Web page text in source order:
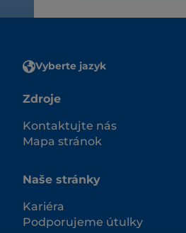
Vyberte jazyk
Zdroje
Kontaktujte nás
Mapa stránok
Naše stránky
Kariéra
Podporujeme útulky